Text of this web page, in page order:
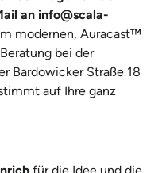
an info@scala-
modernen, Auracast™
bei der
Bardowicker Straße 18
auf Ihre ganz